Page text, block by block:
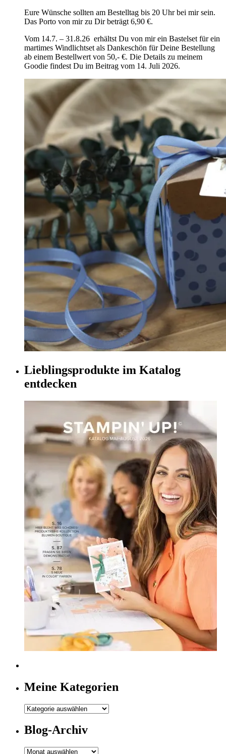
Eure Wünsche sollten am Bestelltag bis 20 Uhr bei mir sein.
Das Porto von mir zu Dir beträgt 6,90 €.
Vom 14.7. – 31.8.26 erhältst Du von mir ein Bastelset für ein
martimes Windlichtset als Dankeschön für Deine Bestellung
ab einem Bestellwert von 50,- €. Die Details zu meinem
Goodie findest Du im Beitrag vom 14. Juli 2026.
Lieblingsprodukte im Katalog
entdecken
Meine Kategorien
Meine
Blog-Archiv
Blog-